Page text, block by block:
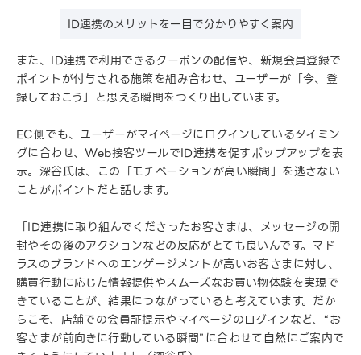
ID連携のメリットを一目で分かりやすく案内
また、ID連携で利用できるクーポンの配信や、新規会員登録で
ポイントが付与される施策を組み合わせ、ユーザーが「今、登
録しておこう」と思える瞬間をつくり出しています。
EC側でも、ユーザーがマイページにログインしているタイミン
グに合わせ、Web接客ツールでID連携を促すポップアップを表
示。深谷氏は、この「モチベーションが高い瞬間」を逃さない
ことがポイントだと話します。
「ID連携に取り組んでくださったお客さまは、メッセージの開
封やその後のアクションなどの反応がとても良いんです。マド
ラスのブランドへのエンゲージメントが高いお客さまに対し、
購買行動に応じた情報提供やスムーズなお買い物体験を実現で
きていることが、結果につながっていると考えています。だか
らこそ、店舗での会員証提示やマイページのログインなど、“お
客さまが前向きに行動している瞬間”に合わせて自然にご案内で